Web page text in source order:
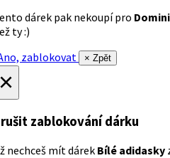
dárek pak nekoupí pro
ty :)
zablokovat
× Zpět
zablokování dárku
nechceš mít dárek Bílé adidasky